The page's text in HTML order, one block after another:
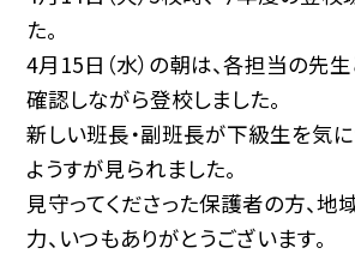
た。
4月15日（水）の朝は、各担当の先
確認しながら登校しました。
新しい班長・副班長が下級生を気
ようすが見られました。
見守ってくださった保護者の方、地
力、いつもありがとうございます。